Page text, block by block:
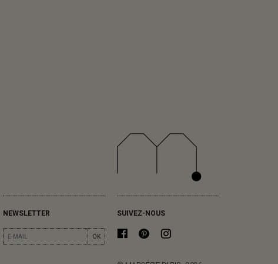
NEWSLETTER
OK
SUIVEZ-NOUS